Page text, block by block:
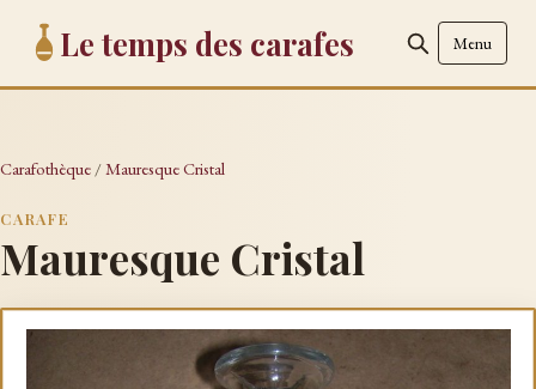
Le temps des carafes Menu
Carafothèque /Mauresque Cristal
CARAFE
Mauresque Cristal